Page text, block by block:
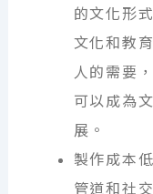
的文化形
文化和教
人的需要
可以成為
展。
製作成本
管道和社